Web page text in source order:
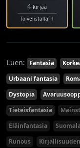
4kirjaa
Toivelistalla: 1
Luen: Fantasia
Urbaani fantasia
Dystopia
Tieteisfantasia
Eläinfantasia
Runous